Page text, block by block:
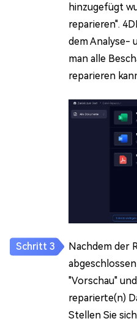
hinzugefügt
reparieren".
dem Analyse-
man alle
reparieren
Nachdem der
"Vorschau"
reparierte(n)
Stellen Sie